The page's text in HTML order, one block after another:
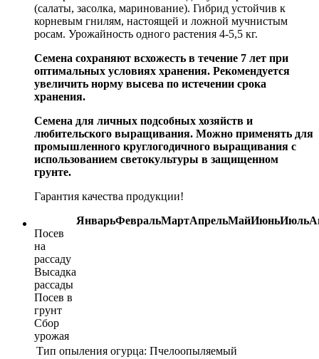
(салаты, засолка, маринование). Гибрид устойчив к
корневым гнилям, настоящей и ложной мучнистым
росам. Урожайность одного растения 4-5,5 кг.
Семена сохраняют всхожесть в течение 7 лет при
оптимальных условиях хранения. Рекомендуется
увеличить норму высева по истечении срока
хранения.
Семена для личных подсобных хозяйств и
любительского выращивания. Можно применять для
промышленного круглогодичного выращивания с
использованием светокультуры в защищенном
грунте.
Гарантия качества продукции!
ЯнварьФевральМартАпрельМайИюньИюль
Посев
на
рассаду
Высадка
рассады
Посев в
грунт
Сбор
урожая
Тип опыления огурца: Пчелоопыляемый